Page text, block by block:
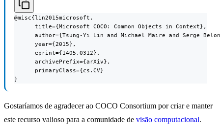
@misc{lin2015microsoft,
      title={Microsoft COCO: Common Objects in Context},
author={Tsung-Yi Lin and Michael Maire and Serge
      year={2015},
      eprint={1405.0312},
      archivePrefix={arXiv},
      primaryClass={cs.CV}
}
Gostaríamos de agradecer ao COCO Consortium por criar e manter
este recurso valioso para a comunidade de visão computacional.